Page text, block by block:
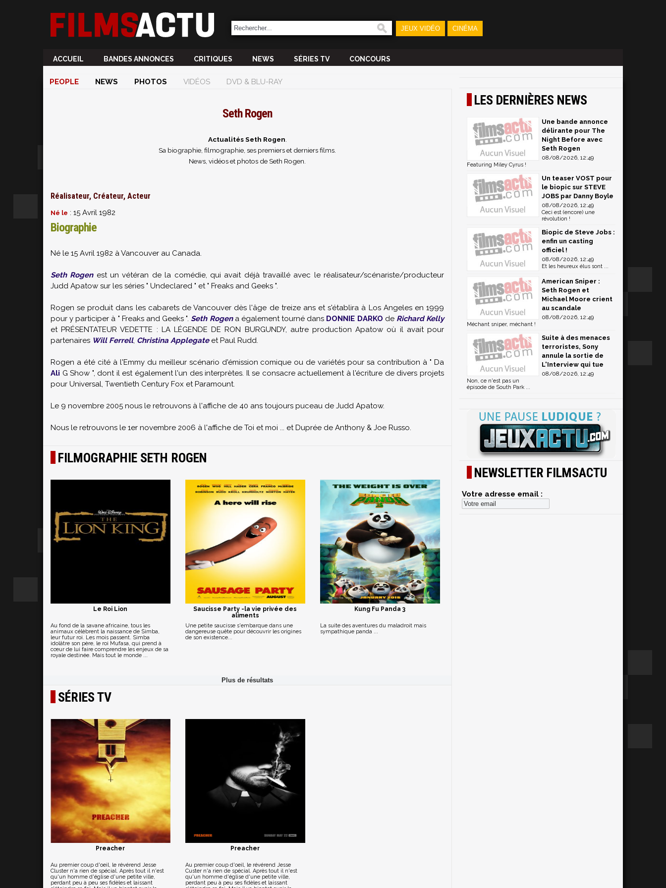
JEUX VIDÉO CINÉMA
ACCUEIL BANDES ANNONCES CRITIQUES NEWS SÉRIES TV CONCOURS
PEOPLE NEWS PHOTOS VIDÉOS DVD & BLU-RAY
Seth Rogen
Actualités Seth Rogen
Sa biographie, filmographie, ses premiers et derniers films.
News, vidéos et photos de Seth Rogen.
Réalisateur, Créateur, Acteur
Né le : 15 Avril 1982
Biographie
Né le 15 Avril 1982 à Vancouver au Canada.
Seth Rogenest un vétéran de la comédie, qui avait déjà travaillé avec le réalisateur/scénariste/producteur
Judd Apatow sur les séries " Undeclared " et " Freaks and Geeks ".
Rogen se produit dans les cabarets de Vancouver dès l'âge de treize ans et s'établira à Los Angeles en 1999
pour y participer à " Freaks and Geeks ".Seth Rogena également tourné dans DONNIE DARKO de Richard Kelly
et PRÉSENTATEUR VEDETTE : LA LÉGENDE DE RON BURGUNDY, autre production Apatow où il avait pour
partenaires Will Ferrell, Christina Applegateet Paul Rudd.
Rogen a été cité à l'Emmy du meilleur scénario d'émission comique ou de variétés pour sa contribution à " Da
Ali G Show ", dont il est également l'un des interprètes. Il se consacre actuellement à l'écriture de divers projets
pour Universal, Twentieth Century Fox et Paramount.
Le 9 novembre 2005 nous le retrouvons à l'affiche de 40 ans toujours puceau de Judd Apatow.
Nous le retrouvons le 1er novembre 2006 à l'affiche de Toi et moi ... et Duprée de Anthony & Joe Russo.
FILMOGRAPHIE SETH ROGEN
Le Roi Lion
Au fond de la savane africaine, tous les
animaux célèbrent la naissance de Simba,
leur futur roi. Les mois passent. Simba
idolâtre son père, le roi Mufasa, qui prend à
cœur de lui faire comprendre les enjeux de sa
royale destinée. Mais tout le monde ...
Saucisse Party -la vie privée des
aliments
Une petite saucisse s'embarque dans une
dangereuse quête pour découvrir les origines
de son existence...
Kung Fu Panda 3
La suite des aventures du maladroit mais
sympathique panda ...
SÉRIES TV
Preacher
Au premier coup d'oeil, le révérend Jesse
Cluster n'a rien de spécial. Après tout il n'est
qu'un homme d'église d'une petite ville,
perdant peu à peu ses fidèles et laissant
Preacher
Au premier coup d'oeil, le révérend Jesse
Custer n'a rien de spécial. Après tout il n'est
qu'un homme d'église d'une petite ville,
perdant peu à peu ses fidèles et laissant
LES DERNIÈRES NEWS
Une bande annonce
délirante pour The
Night Before avec
Seth Rogen
08/08/2026, 12:49
Featuring Miley Cyrus !
Un teaser VOST pour
le biopic sur STEVE
JOBS par Danny Boyle
08/08/2026, 12:49
Ceci est (encore) une
révolution !
Biopic de Steve Jobs :
enfin un casting
officiel !
08/08/2026, 12:49
Et les heureux élus sont ...
American Sniper :
Seth Rogen et
Michael Moore crient
au scandale
08/08/2026, 12:49
Méchant sniper, méchant !
Suite à des menaces
terroristes, Sony
annule la sortie de
L'Interview qui tue
08/08/2026, 12:49
Non, ce n'est pas un
épisode de South Park ...
NEWSLETTER FILMSACTU
Votre adresse email :